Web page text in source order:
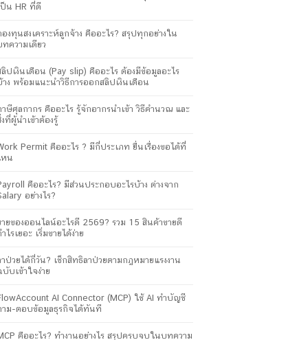
ป็น HR ที่ดี
องทุนสงเคราะห์ลูกจ้าง คืออะไร? สรุปทุกอย่างใน
ทความเดียว
ลิปเงินเดือน (Pay slip) คืออะไร ต้องมีข้อมูลอะไร
าง พร้อมแนะนำวิธีการออกสลิปเงินเดือน
าษีศุลกากร คืออะไร รู้จักอากรนำเข้า วิธีคำนวณ และ
งที่ผู้นำเข้าต้องรู้
Permit คืออะไร ? มีกี่ประเภท ยื่นเรื่องขอได้ที่
หน
คืออะไร? มีส่วนประกอบอะไรบ้าง ต่างจาก
อย่างไร?
ายของออนไลน์อะไรดี 2569? รวม 15 สินค้าขายดี
ำไรเยอะ เริ่มขายได้ง่าย
าป่วยได้กี่วัน? เช็กสิทธิลาป่วยตามกฎหมายแรงงาน
บับเข้าใจง่าย
AI Connector (MCP) ใช้ AI ทำบัญชี
าม-ตอบข้อมูลธุรกิจได้ทันที
คืออะไร? ทำงานอย่างไร สรุปครบจบในบทความ